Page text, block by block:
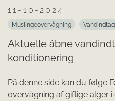
11-10-2024
Muslingeovervågning Vandindtag
Aktuelle åbne
konditionering
På denne side kan du følge
overvågning af giftige alger